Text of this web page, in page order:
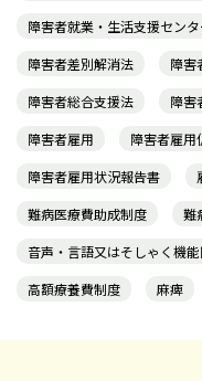
障害者就業・生活支援センタ
障害者差別解消法
障害
障害者総合支援法
障害
障害者雇用
障害者雇用
障害者雇用状況報告書
難病医療費助成制度
難
音声・言語又はそしゃく機
高額療養費制度
麻痺